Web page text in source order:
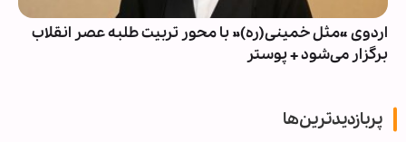
اردوی «مثل خمینی(ره)» با محور تربیت طلبه عصر انقلاب
برگزار می‌شود + پوستر
پربازدیدترین‌ها